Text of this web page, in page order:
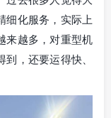
细化服务，实际上
来越多，对重型机
，还要运得快、